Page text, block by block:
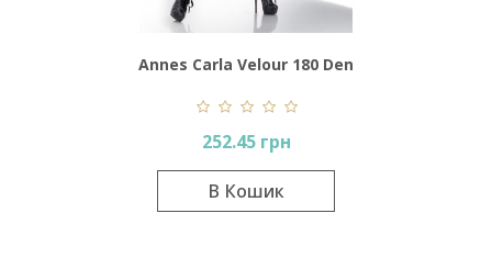
Annes Carla Velour 180 Den
252.45 грн
В Кошик